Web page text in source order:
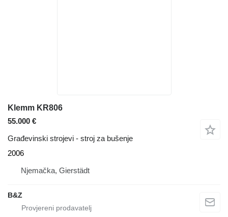
Klemm KR806
55.000 €
Građevinski strojevi - stroj za bušenje
2006
Njemačka, Gierstädt
B&Z